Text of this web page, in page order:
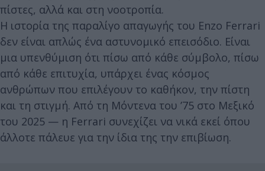
πίστες, αλλά και στη νοοτροπία.
Η ιστορία της παραλίγο απαγωγής του Enzo Ferrari
δεν είναι απλώς ένα αστυνομικό επεισόδιο. Είναι
μια υπενθύμιση ότι πίσω από κάθε σύμβολο, πίσω
από κάθε επιτυχία, υπάρχει ένας κόσμος
ανθρώπων που επιλέγουν το καθήκον, την πίστη
και τη στιγμή. Από τη Μόντενα του ’75 στο Μεξικό
του 2025 — η Ferrari συνεχίζει να νικά εκεί όπου
άλλοτε πάλευε για την ίδια της την επιβίωση.